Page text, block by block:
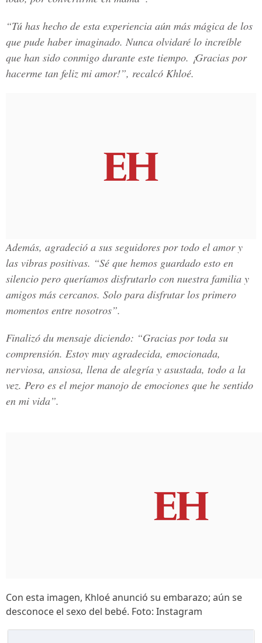
“Tú has hecho de esta experiencia aún más mágica de los
que pude haber imaginado. Nunca olvidaré lo increíble
que han sido conmigo durante este tiempo. ¡Gracias por
hacerme tan feliz mi amor!”, recalcó Khloé.
Además, agradeció a sus seguidores por todo el amor y
las vibras positivas. “Sé que hemos guardado esto en
silencio pero queríamos disfrutarlo con nuestra familia y
amigos más cercanos. Solo para disfrutar los primero
momentos entre nosotros”.
Finalizó du mensaje diciendo: “Gracias por toda su
comprensión. Estoy muy agradecida, emocionada,
nerviosa, ansiosa, llena de alegría y asustada, todo a la
vez. Pero es el mejor manojo de emociones que he sentido
en mi vida”.
Con esta imagen, Khloé anunció su embarazo; aún se
desconoce el sexo del bebé. Foto: Instagram